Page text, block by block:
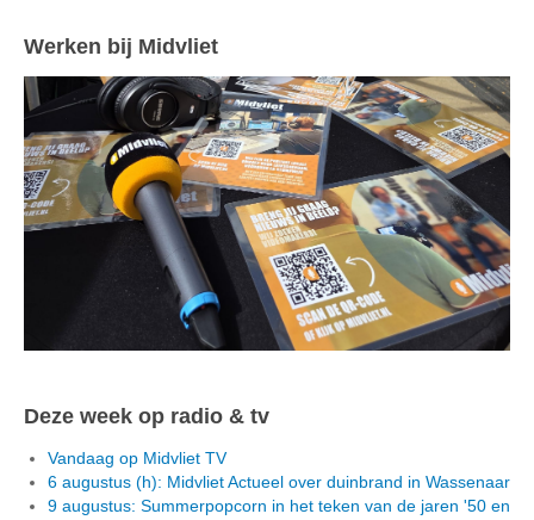
Werken bij Midvliet
Deze week op radio & tv
Vandaag op Midvliet TV
6 augustus (h): Midvliet Actueel over duinbrand in Wassenaar
9 augustus: Summerpopcorn in het teken van de jaren '50 en